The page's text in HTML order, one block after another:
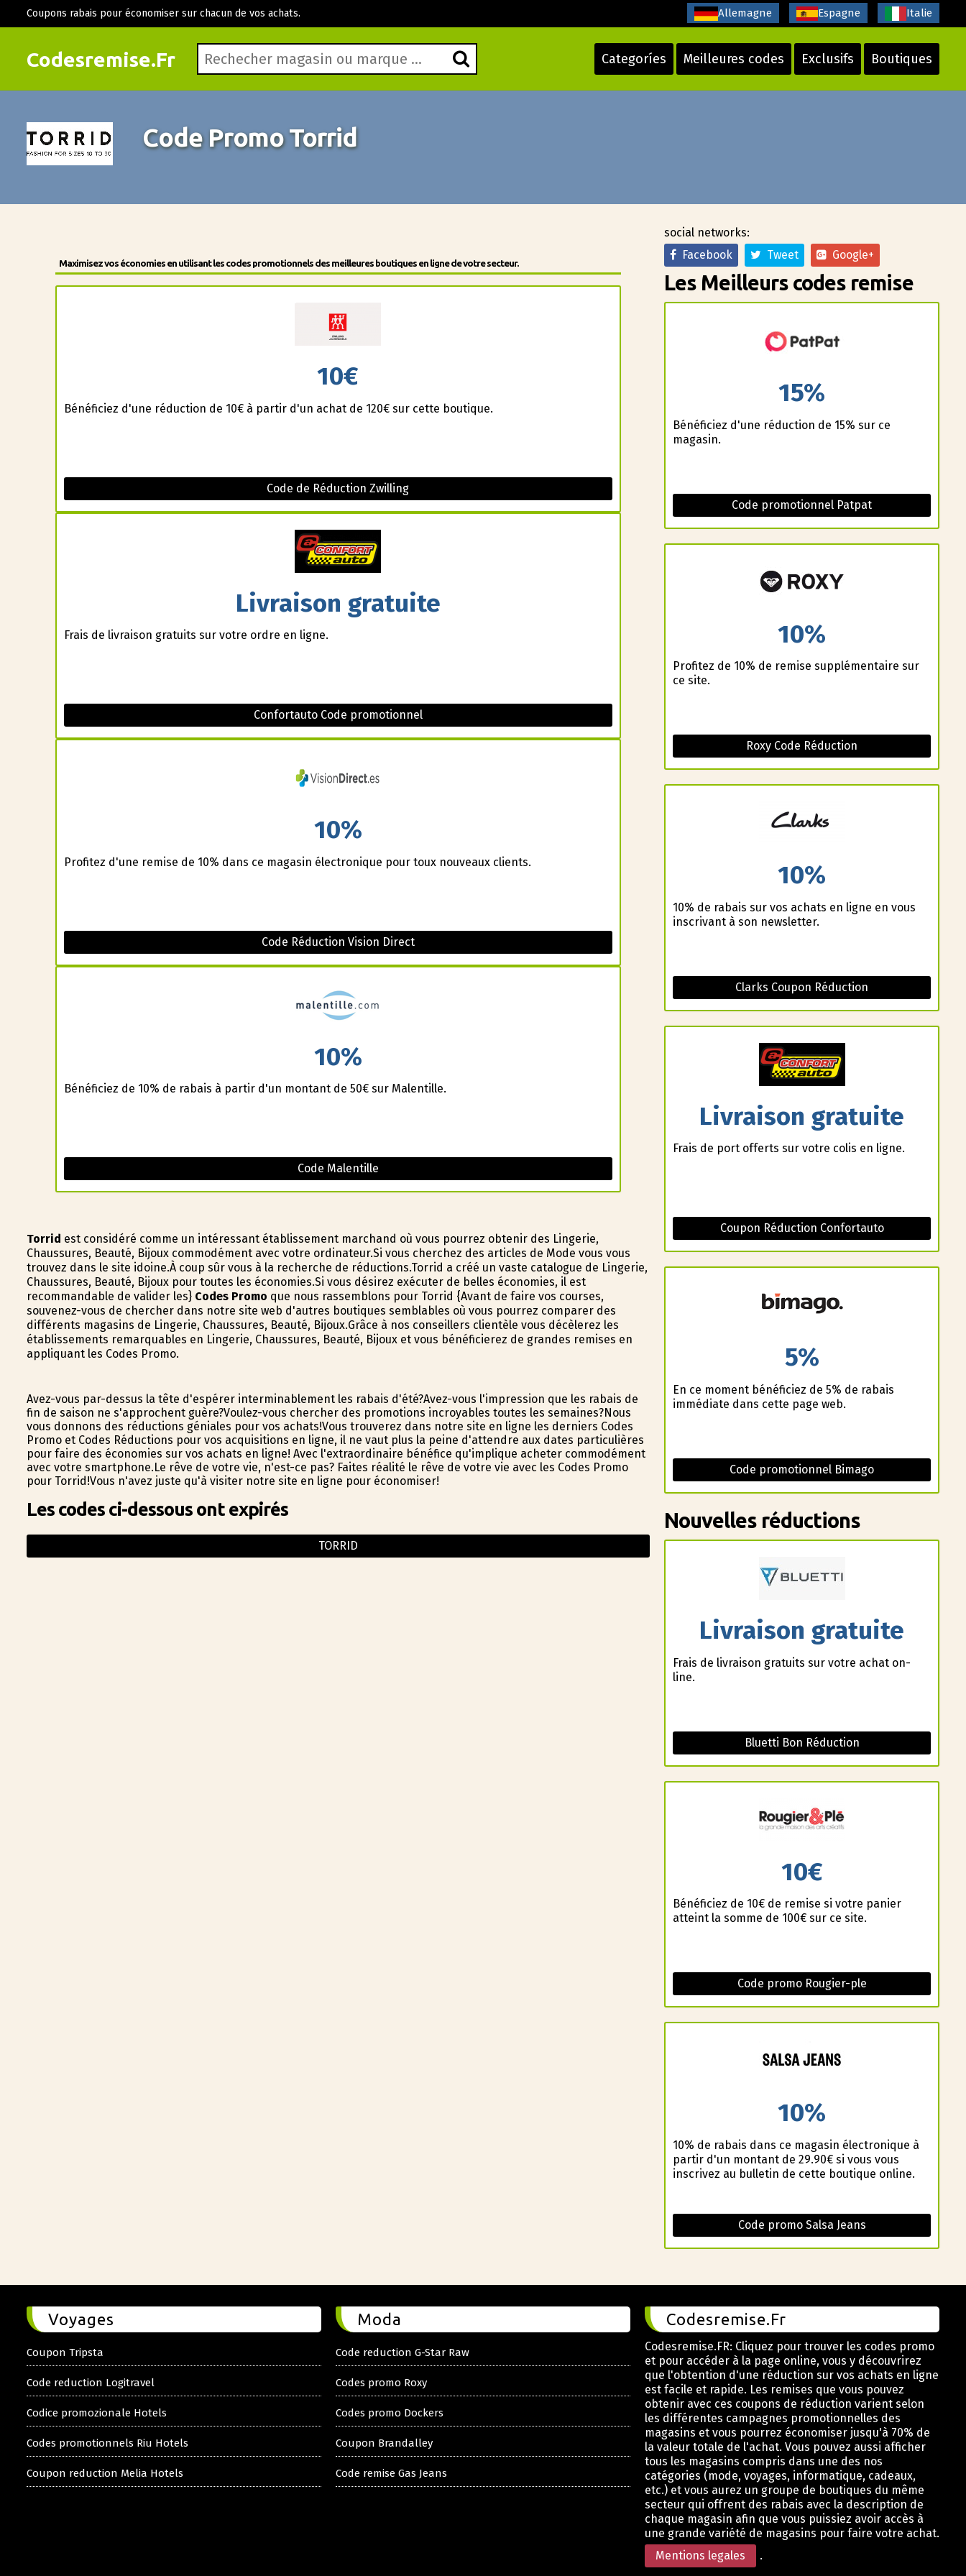
Codesremise.Fr Categoríes Meilleures codes Exclusifs Boutiques
Coupons rabais pour économiser sur chacun de vos achats. Allemagne Espagne Italie
Code Promo Torrid
Maximisez vos économies en utilisant les codes promotionnels des meilleures boutiques en ligne de votre secteur.
10€
Bénéficiez d'une réduction de 10€ à partir d'un achat de 120€ sur cette boutique.
Code de Réduction Zwilling
Livraison gratuite
Frais de livraison gratuits sur votre ordre en ligne.
Confortauto Code promotionnel
10%
Profitez d'une remise de 10% dans ce magasin électronique pour toux nouveaux clients.
Code Réduction Vision Direct
10%
Bénéficiez de 10% de rabais à partir d'un montant de 50€ sur Malentille.
Code Malentille
Torrid est considéré comme un intéressant établissement marchand où vous pourrez obtenir des Lingerie,
Chaussures, Beauté, Bijoux commodément avec votre ordinateur.Si vous cherchez des articles de Mode vous vous
trouvez dans le site idoine.À coup sûr vous à la recherche de réductions.Torrid a créé un vaste catalogue de Lingerie,
Chaussures, Beauté, Bijoux pour toutes les économies.Si vous désirez exécuter de belles économies, il est
recommandable de valider les} Codes Promo que nous rassemblons pour Torrid {Avant de faire vos courses,
souvenez-vous de chercher dans notre site web d'autres boutiques semblables où vous pourrez comparer des
différents magasins de Lingerie, Chaussures, Beauté, Bijoux.Grâce à nos conseillers clientèle vous décèlerez les
établissements remarquables en Lingerie, Chaussures, Beauté, Bijoux et vous bénéficierez de grandes remises en
appliquant les Codes Promo.
Avez-vous par-dessus la tête d'espérer interminablement les rabais d'été?Avez-vous l'impression que les rabais de
fin de saison ne s'approchent guère?Voulez-vous chercher des promotions incroyables toutes les semaines?Nous
vous donnons des réductions géniales pour vos achats!Vous trouverez dans notre site en ligne les derniers Codes
Promo et Codes Réductions pour vos acquisitions en ligne, il ne vaut plus la peine d'attendre aux dates particulières
pour faire des économies sur vos achats en ligne! Avec l'extraordinaire bénéfice qu'implique acheter commodément
avec votre smartphone.Le rêve de votre vie, n'est-ce pas? Faites réalité le rêve de votre vie avec les Codes Promo
pour Torrid!Vous n'avez juste qu'à visiter notre site en ligne pour économiser!
Les codes ci-dessous ont expirés
TORRID
social networks:
Facebook
Tweet Google+
Les Meilleurs codes remise
15%
Bénéficiez d'une réduction de 15% sur ce
magasin.
Code promotionnel Patpat
10%
Profitez de 10% de remise supplémentaire sur
ce site.
Roxy Code Réduction
10%
10% de rabais sur vos achats en ligne en vous
inscrivant à son newsletter.
Clarks Coupon Réduction
Livraison gratuite
Frais de port offerts sur votre colis en ligne.
Coupon Réduction Confortauto
5%
En ce moment bénéficiez de 5% de rabais
immédiate dans cette page web.
Code promotionnel Bimago
Nouvelles réductions
Livraison gratuite
Frais de livraison gratuits sur votre achat on-
line.
Bluetti Bon Réduction
10€
Bénéficiez de 10€ de remise si votre panier
atteint la somme de 100€ sur ce site.
Code promo Rougier-ple
10%
10% de rabais dans ce magasin électronique à
partir d'un montant de 29.90€ si vous vous
inscrivez au bulletin de cette boutique online.
Code promo Salsa Jeans
Voyages
Coupon Tripsta
Code reduction Logitravel
Codice promozionale Hotels
Codes promotionnels Riu Hotels
Coupon reduction Melia Hotels
Moda
Code reduction G-Star Raw
Codes promo Roxy
Codes promo Dockers
Coupon Brandalley
Code remise Gas Jeans
Codesremise.Fr
Codesremise.FR: Cliquez pour trouver les codes promo
et pour accéder à la page online, vous y découvrirez
que l'obtention d'une réduction sur vos achats en ligne
est facile et rapide. Les remises que vous pouvez
obtenir avec ces coupons de réduction varient selon
les différentes campagnes promotionnelles des
magasins et vous pourrez économiser jusqu'à 70% de
la valeur totale de l'achat. Vous pouvez aussi afficher
tous les magasins compris dans une des nos
catégories (mode, voyages, informatique, cadeaux,
etc.) et vous aurez un groupe de boutiques du même
secteur qui offrent des rabais avec la description de
chaque magasin afin que vous puissiez avoir accès à
une grande variété de magasins pour faire votre achat.
Mentions legales
.